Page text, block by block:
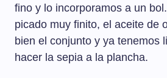
fino y lo incorporamos a un
picado muy finito, el aceite de
bien el conjunto y ya tenemos
hacer la sepia a la plancha.